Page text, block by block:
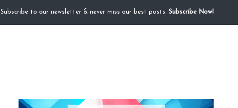
Subscribe to our newsletter & never miss our best posts. Subscribe Now!